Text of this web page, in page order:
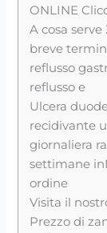
ONLINE
A cosa
breve
reflusso
reflusso e
Ulcera
recidivante
giornaliera
settimane
ordine
Visita il
Prezzo di